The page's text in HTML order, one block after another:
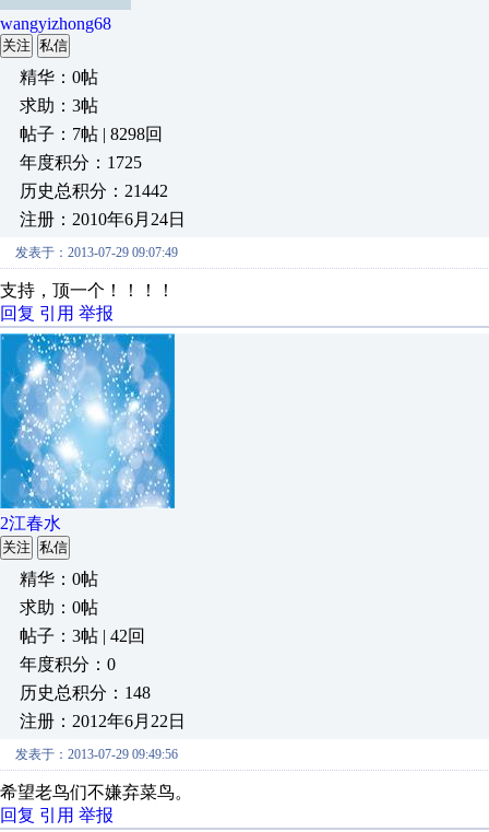
wangyizhong68
关注 私信
精华：0帖
求助：3帖
帖子：7帖 | 8298回
年度积分：1725
历史总积分：21442
注册：2010年6月24日
发表于：2013-07-29 09:07:49
支持，顶一个！！！！
回复 引用 举报
2江春水
关注 私信
精华：0帖
求助：0帖
帖子：3帖 | 42回
年度积分：0
历史总积分：148
注册：2012年6月22日
发表于：2013-07-29 09:49:56
希望老鸟们不嫌弃菜鸟。
回复 引用 举报